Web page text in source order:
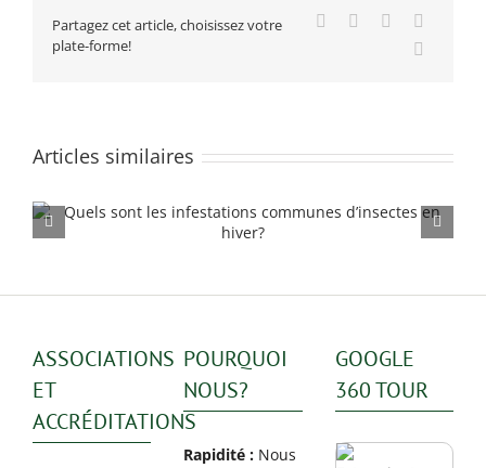
Montréal
Partagez cet article, choisissez votre
plate-forme!
Facebook Reddit
Articles similaires
Explosion de la population de rats à Montréal en 2025:
ASSOCIATIONS
ET
ACCRÉDITATIONS
POURQUOI
NOUS?
Rapidité : Nous
GOOGLE
360 TOUR